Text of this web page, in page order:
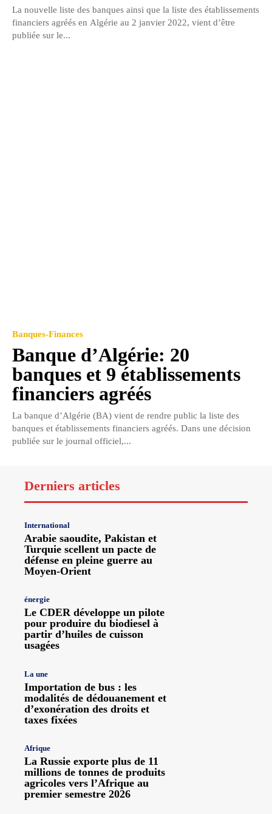
La nouvelle liste des banques ainsi que la liste des établissements
financiers agréés en Algérie au 2 janvier 2022, vient d’être
publiée sur le...
Banques-Finances
Banque d’Algérie: 20
banques et 9 établissements
financiers agréés
La banque d’Algérie (BA) vient de rendre public la liste des
banques et établissements financiers agréés. Dans une décision
publiée sur le journal officiel,...
Derniers articles
International
Arabie saoudite, Pakistan et
Turquie scellent un pacte de
défense en pleine guerre au
Moyen-Orient
énergie
Le CDER développe un pilote
pour produire du biodiesel à
partir d’huiles de cuisson
usagées
La une
Importation de bus : les
modalités de dédouanement et
d’exonération des droits et
taxes fixées
Afrique
La Russie exporte plus de 11
millions de tonnes de produits
agricoles vers l’Afrique au
premier semestre 2026